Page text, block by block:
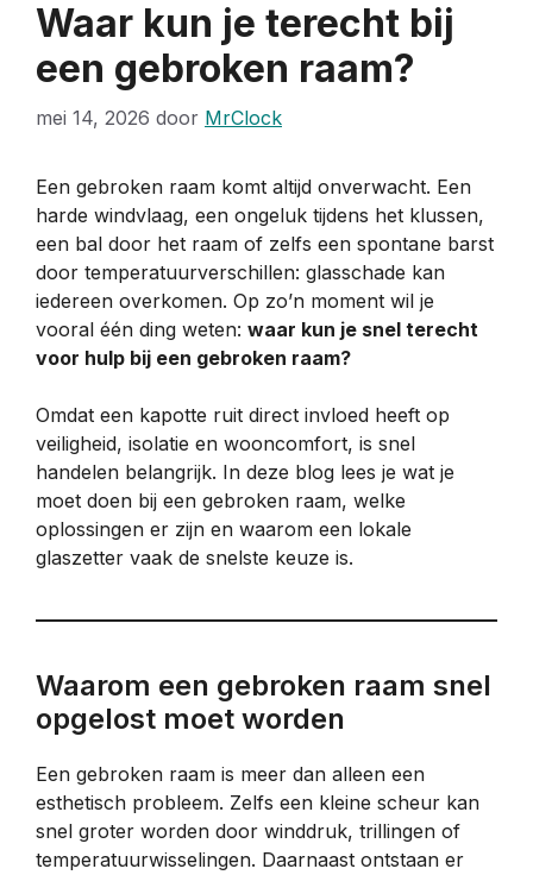
Waar kun je terecht bij
een gebroken raam?
mei 14, 2026 door MrClock
Een gebroken raam komt altijd onverwacht. Een
harde windvlaag, een ongeluk tijdens het klussen,
een bal door het raam of zelfs een spontane barst
door temperatuurverschillen: glasschade kan
iedereen overkomen. Op zo’n moment wil je
vooral één ding weten: waar kun je snel terecht
voor hulp bij een gebroken raam?
Omdat een kapotte ruit direct invloed heeft op
veiligheid, isolatie en wooncomfort, is snel
handelen belangrijk. In deze blog lees je wat je
moet doen bij een gebroken raam, welke
oplossingen er zijn en waarom een lokale
glaszetter vaak de snelste keuze is.
Waarom een gebroken raam snel
opgelost moet worden
Een gebroken raam is meer dan alleen een
esthetisch probleem. Zelfs een kleine scheur kan
snel groter worden door winddruk, trillingen of
temperatuurwisselingen. Daarnaast ontstaan er